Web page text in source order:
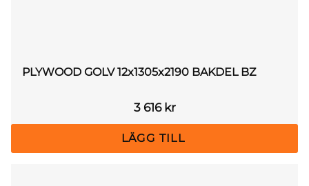
PLYWOOD GOLV 12x1305x2190 BAKDEL BZ
3 616kr